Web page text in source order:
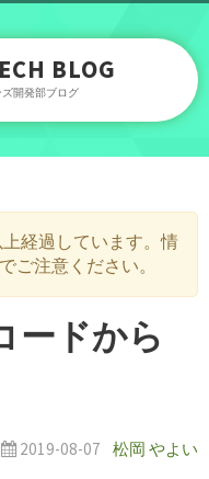
BLOG
開発部ブログ
経過しています。情
ご注意ください。
ードから
2019-08-07
松岡 やよい